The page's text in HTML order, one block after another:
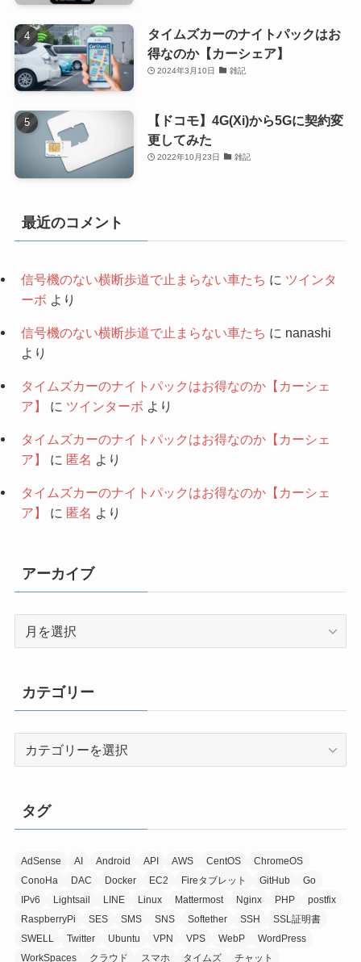
タイムズカーのナイトパックはお
得なのか【カーシェア】
2024年3月10日 雑記
【ドコモ】4G(Xi)から5Gに契約変
更してみた
2022年10月23日 雑記
最近のコメント
信号機のない横断歩道で止まらない車たち に ツインタ
ーボ より
信号機のない横断歩道で止まらない車たち に nanashi
より
タイムズカーのナイトパックはお得なのか【カーシェ
ア】
に ツインターボ より
タイムズカーのナイトパックはお得なのか【カーシェ
ア】
に 匿名 より
タイムズカーのナイトパックはお得なのか【カーシェ
ア】
に 匿名 より
アーカイブ
ブ
カテゴリー
ー
タグ
AdSense AI Android API AWS CentOS
ChromeOS
ConoHa
DAC Docker EC2 Fireタブレット GitHub
Go
IPv6
Lightsail LINE Linux Mattermost Nginx PHP
postfix
RaspberryPi
SES SMS SNS Softether SSH
SSL証明書
SWELL
Twitter Ubuntu VPN VPS WebP
WordPress
WorkSpaces
クラウド スマホ タイムズ チャット